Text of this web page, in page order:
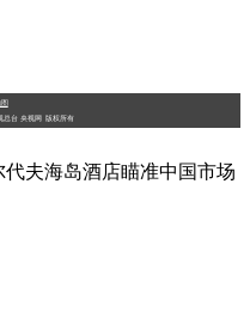
总台 央视网 版权所有
代夫海岛酒店瞄准中国市场